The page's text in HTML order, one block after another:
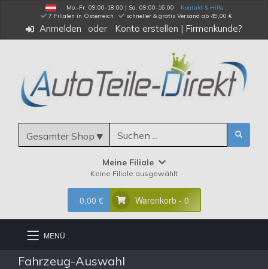
Mo.-Fr. 09:00-18:00 | Sa. 09:00-16:00
Kontakt & Hilfe
7 Filialen in Österreich
schneller & gratis Versand ab 49,00 €
Anmelden Konto erstellen | Firmenkunde?
Gesamter Shop
Meine Filiale
Keine Filiale ausgewählt
0,00 € Warenkorb - 0
MENÜ
Fahrzeug-Auswahl